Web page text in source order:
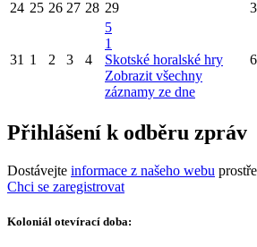
24 25 26 27 28 29
31 1 2 3 4
5
1
Skotské horalské hry
Zobrazit všechny
záznamy ze dne
6
Přihlášení k odběru zpráv
Dostávejte informace z našeho webu
Chci se zaregistrovat
Koloniál otevírací doba: